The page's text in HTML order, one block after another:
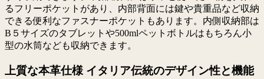
るフリーポケットがあり、内部背面には鍵や貴重品など収納
できる便利なファスナーポケットもあります。内側収納部は
B５サイズのタブレットや500mlペットボトルはもちろん小
型の水筒なども収納できます。
上質な本革仕様 イタリア伝統のデザイン性と機能